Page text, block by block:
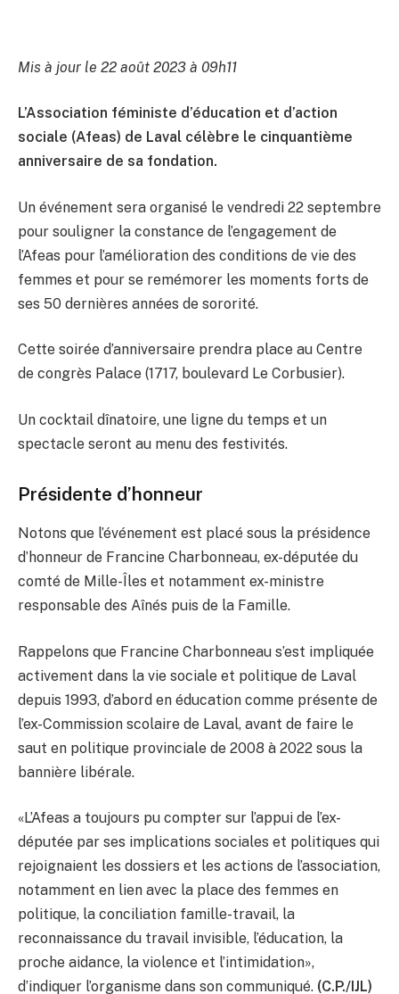
Mis à jour le 22 août 2023 à 09h11
L’Association féministe d’éducation et d’action
sociale (Afeas) de Laval célèbre le cinquantième
anniversaire de sa fondation.
Un événement sera organisé le vendredi 22 septembre
pour souligner la constance de l’engagement de
l’Afeas pour l’amélioration des conditions de vie des
femmes et pour se remémorer les moments forts de
ses 50 dernières années de sororité.
Cette soirée d’anniversaire prendra place au Centre
de congrès Palace (1717, boulevard Le Corbusier).
Un cocktail dînatoire, une ligne du temps et un
spectacle seront au menu des festivités.
Présidente d’honneur
Notons que l’événement est placé sous la présidence
d’honneur de Francine Charbonneau, ex-députée du
comté de Mille-Îles et notamment ex-ministre
responsable des Aînés puis de la Famille.
Rappelons que Francine Charbonneau s’est impliquée
activement dans la vie sociale et politique de Laval
depuis 1993, d’abord en éducation comme présente de
l’ex-Commission scolaire de Laval, avant de faire le
saut en politique provinciale de 2008 à 2022 sous la
bannière libérale.
«L’Afeas a toujours pu compter sur l’appui de l’ex-
députée par ses implications sociales et politiques qui
rejoignaient les dossiers et les actions de l’association,
notamment en lien avec la place des femmes en
politique, la conciliation famille-travail, la
reconnaissance du travail invisible, l’éducation, la
proche aidance, la violence et l’intimidation»,
d’indiquer l’organisme dans son communiqué. (C.P./IJL)